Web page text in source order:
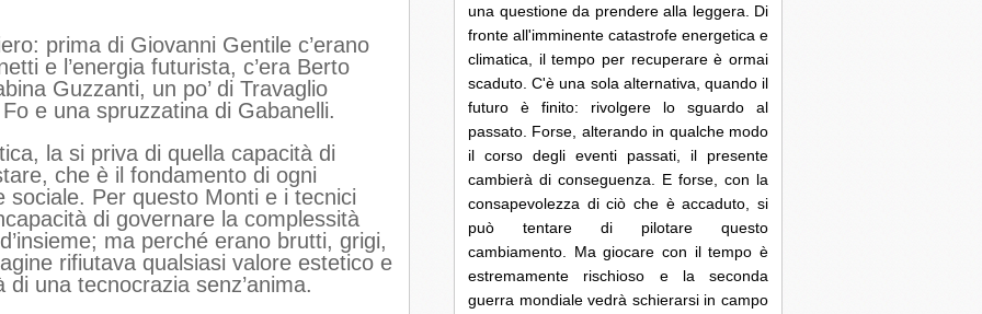
prima di Giovanni Gentile c’erano
e l’energia futurista, c’era Berto
Guzzanti, un po’ di Travaglio
e una spruzzatina di Gabanelli.
la si priva di quella capacità di
che è il fondamento di ogni
Per questo Monti e i tecnici
di governare la complessità
ma perché erano brutti, grigi,
rifiutava qualsiasi valore estetico e
di una tecnocrazia senz’anima.
una questione da prendere alla leggera. Di
fronte all'imminente catastrofe energetica e
climatica, il tempo per recuperare è ormai
scaduto. C'è una sola alternativa, quando il
futuro è finito: rivolgere lo sguardo al
passato. Forse, alterando in qualche modo
il corso degli eventi passati, il presente
cambierà di conseguenza. E forse, con la
consapevolezza di ciò che è accaduto, si
può tentare di pilotare questo
cambiamento. Ma giocare con il tempo è
estremamente rischioso e la seconda
guerra mondiale vedrà schierarsi in campo